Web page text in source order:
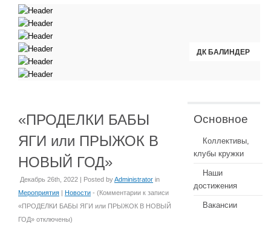
ДК БАЛИНДЕР
ДК БАЛИНДЕР
ДК БАЛИНДЕР
ДК БАЛИНДЕР
ДК БАЛИНДЕР
ДК БАЛИНДЕР
«ПРОДЕЛКИ БАБЫ
ЯГИ или ПРЫЖОК В
НОВЫЙ ГОД»
Декабрь 26th, 2022 | Posted byAdministrator in
Мероприятия | Новости - (Комментарии к записи
«ПРОДЕЛКИ БАБЫ ЯГИ или ПРЫЖОК В НОВЫЙ
ГОД» отключены)
Основное
Коллективы,
клубы кружки
Наши
достижения
Вакансии